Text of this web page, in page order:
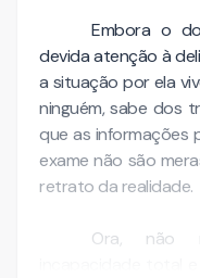
Embora o
devida atenção à
a situação por ela
ninguém, sabe dos
que as informações
exame não são
retrato da realidade.
Ora, não